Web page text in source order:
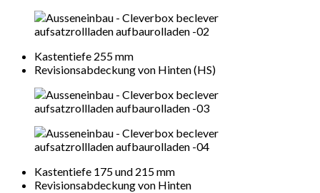
Kastentiefe 255 mm
Revisionsabdeckung von Hinten (HS)
Kastentiefe 175 und 215 mm
Revisionsabdeckung von Hinten